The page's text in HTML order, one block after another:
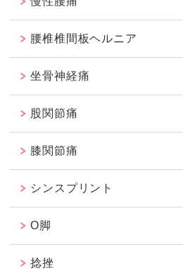
腰椎椎間板ヘルニア
坐骨神経痛
股関節痛
膝関節痛
シンスプリント
O脚
捻挫